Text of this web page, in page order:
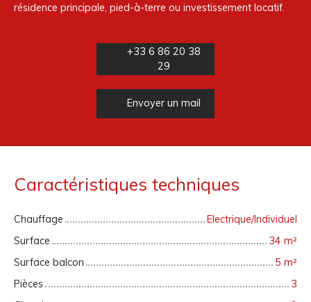
résidence principale, pied-à-terre ou investissement locatif.
+33 6 86 20 38
29
Envoyer un mail
Caractéristiques techniques
Chauffage
Electrique/Individuel
Surface
34 m²
Surface balcon
5 m²
Pièces
3